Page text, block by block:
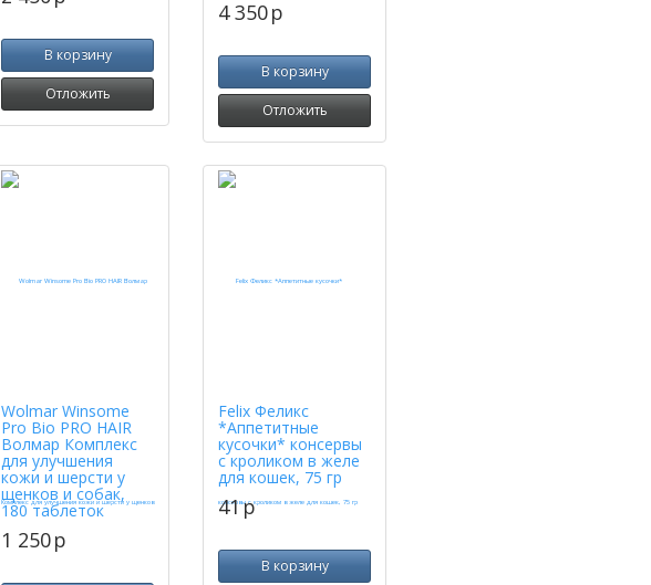
В корзину
Отложить
4 350p
В корзину
Отложить
Wolmar Winsome
Pro Bio PRO HAIR
Волмар Комплекс
для улучшения
кожи и шерсти у
щенков и собак,
180 таблеток
1 250p
Felix Феликс
*Аппетитные
кусочки* консервы
с кроликом в желе
для кошек, 75 гр
41p
В корзину